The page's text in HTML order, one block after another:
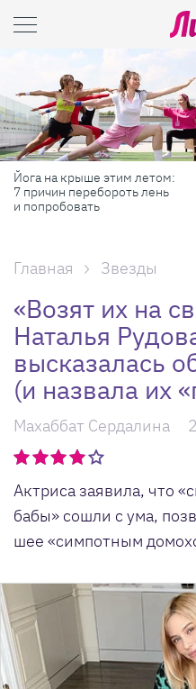
Йога на крыше этим летом:
7 причин перебороть лень
и попробовать
Главная Звезды
«Возят их на
Наталья
высказалась
(и назвала их
Махаббат Сердалина
Актриса заявила, что
бабы» сошли с ума,
шее «симпотным